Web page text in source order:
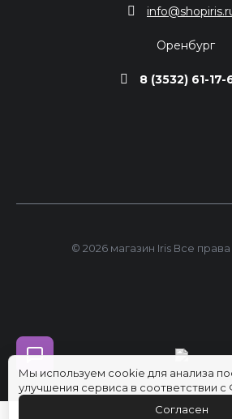
Оренбург
8 (3532) 61-17-
© 2026 магазин Iris Все
Мы используем cookie для анализа
улучшения сервиса в соответствии с
Согласен